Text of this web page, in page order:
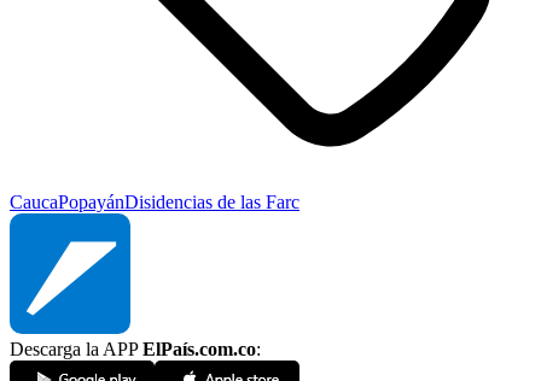
CaucaPopayánDisidencias de las Farc
Descarga la APPElPaís.com.co: